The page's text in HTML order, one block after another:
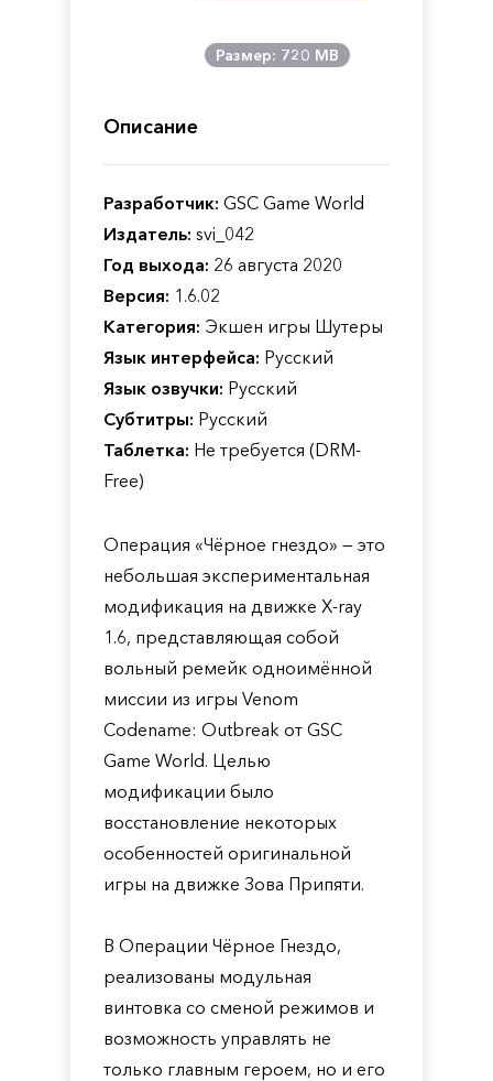
Размер: 720 MB
Описание
Разработчик: GSC Game World
Издатель: svi_042
Год выхода: 26 августа 2020
Версия: 1.6.02
Категория: Экшен игры Шутеры
Язык интерфейса: Русский
Язык озвучки: Русский
Субтитры: Русский
Таблетка: Не требуется (DRM-
Free)
Операция «Чёрное гнездо» — это
небольшая экспериментальная
модификация на движке X-ray
1.6, представляющая собой
вольный ремейк одноимённой
миссии из игры Venom
Codename: Outbreak от GSC
Game World. Целью
модификации было
восстановление некоторых
особенностей оригинальной
игры на движке Зова Припяти.
В Операции Чёрное Гнездо,
реализованы модульная
винтовка со сменой режимов и
возможность управлять не
только главным героем, но и его